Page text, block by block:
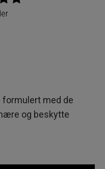
formulert med de
og beskytte